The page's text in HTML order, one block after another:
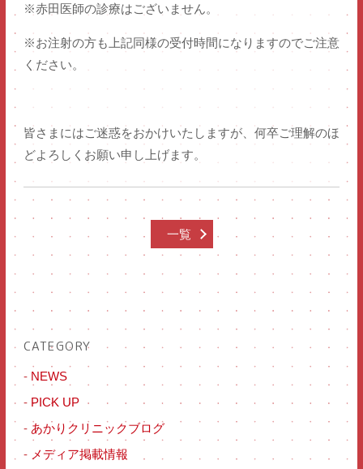
医師紹介
NEWS
PICK UP
三軒茶屋
中目黒
※赤田医師の診療はございません。
※お注射の方も上記同様の受付時間になりますのでご注意
ください。
皆さまにはご迷惑をおかけいたしますが、何卒ご理解のほ
どよろしくお願い申し上げます。
一覧
CATEGORY
- NEWS
- PICK UP
- あかりクリニックブログ
- メディア掲載情報